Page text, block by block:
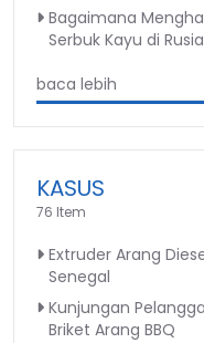
Bagaimana
Serbuk Kayu di
baca lebih
KASUS
76 Item
Extruder Arang
Senegal
Kunjungan
Briket Arang BBQ